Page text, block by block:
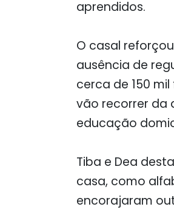
aprendidos.
O casal
ausência de
cerca de 150
vão recorrer da
educação
Tiba e Dea
casa, como
encorajaram